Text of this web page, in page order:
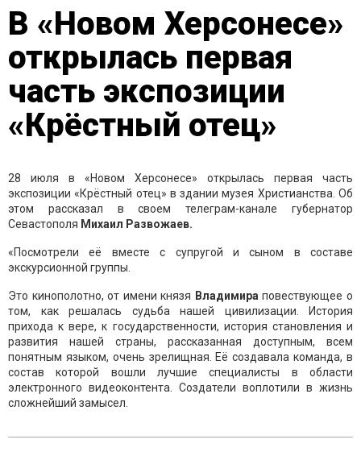
В «Новом Херсонесе»
открылась первая
часть экспозиции
«Крёстный отец»
28 июля в «Новом Херсонесе» открылась первая часть
экспозиции «Крёстный отец» в здании музея Христианства. Об
этом рассказал в своем телеграм-канале губернатор
Севастополя Михаил Развожаев.
«Посмотрели её вместе с супругой и сыном в составе
экскурсионной группы.
Это кинополотно, от имени князя Владимира повествующее о
том, как решалась судьба нашей цивилизации. История
прихода к вере, к государственности, история становления и
развития нашей страны, рассказанная доступным, всем
понятным языком, очень зрелищная. Её создавала команда, в
состав которой вошли лучшие специалисты в области
электронного видеоконтента. Создатели воплотили в жизнь
сложнейший замысел.